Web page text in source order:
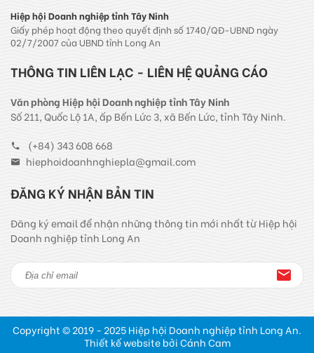
Hiệp hội Doanh nghiệp tỉnh Tây Ninh
Giấy phép hoạt động theo quyết định số 1740/QĐ-UBND ngày
02/7/2007 của UBND tỉnh Long An
THÔNG TIN LIÊN LẠC - LIÊN HỆ QUẢNG CÁO
Văn phòng Hiệp hội Doanh nghiệp tỉnh Tây Ninh
Số 211, Quốc Lộ 1A, ấp Bến Lức 3, xã Bến Lức, tỉnh Tây Ninh.
(+84) 343 608 668
hiephoidoanhnghiepla@gmail.com
ĐĂNG KÝ NHẬN BẢN TIN
Đăng ký email để nhận những thông tin mới nhất từ Hiệp hội
Doanh nghiệp tỉnh Long An
Copyright © 2019 - 2025 Hiệp hội Doanh nghiệp tỉnh Long An.
Thiết kế website bởi Cánh Cam